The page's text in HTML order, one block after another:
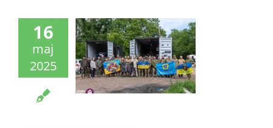
16
maj
2025